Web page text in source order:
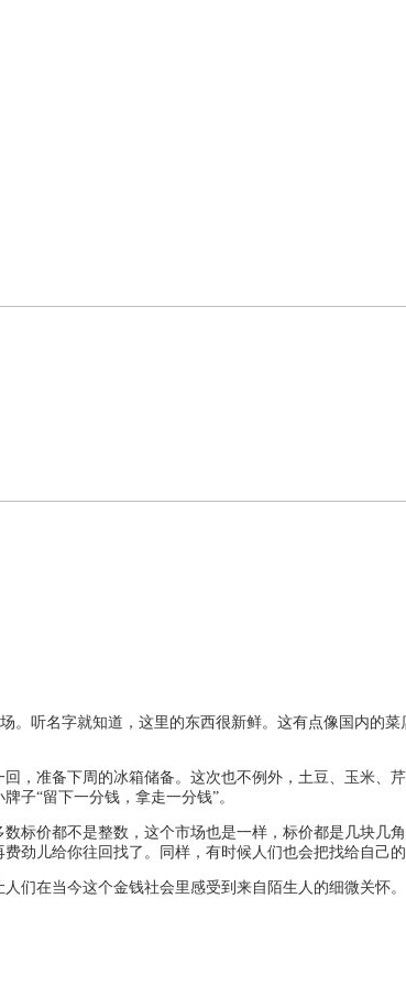
。听名字就知道，这里的东西很新鲜。这有点像国内
准备下周的冰箱储备。这次也不例外，土豆、玉米、
子“留下一分钱，拿走一分钱”。
价都不是整数，这个市场也是一样，标价都是几块几
劲儿给你往回找了。同样，有时候人们也会把找给自己
在当今这个金钱社会里感受到来自陌生人的细微关怀。